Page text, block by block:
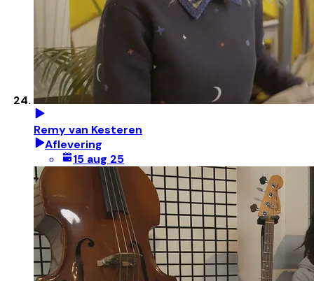
Remy van Kesteren
Aflevering
15 aug 25